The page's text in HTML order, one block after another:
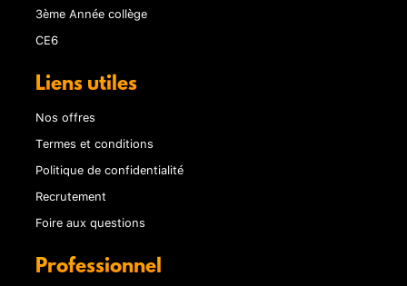
3ème Année collège
CE6
Liens utiles
Nos offres
Termes et conditions
Politique de confidentialité
Recrutement
Foire aux questions
Professionnel